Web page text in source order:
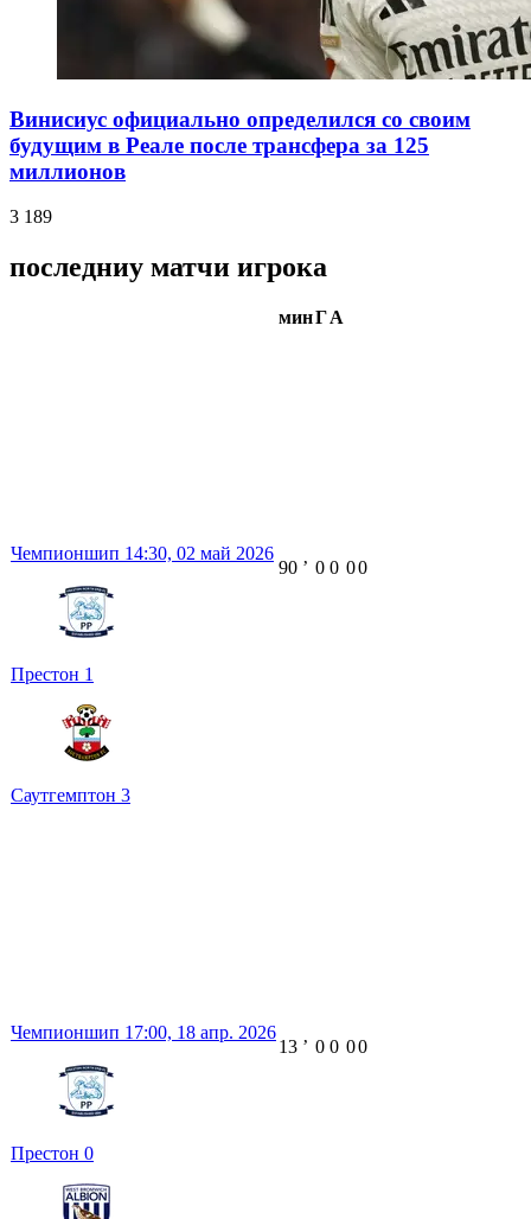
Винисиус официально определился со своим
будущим в Реале после трансфера за 125
миллионов
3 189
последниу матчи игрока
минГА
Чемпионшип 14:30, 02 май 2026
Престон 1
Саутгемптон 3
90 ʼ 0 0 00
Чемпионшип 17:00, 18 апр. 2026
Престон 0
13 ʼ 0 0 00